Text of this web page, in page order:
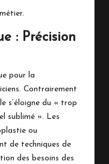
: Précision
pour la
Contrairement
s’éloigne du « trop
sublimé ». Les
ou
de techniques de
des besoins des